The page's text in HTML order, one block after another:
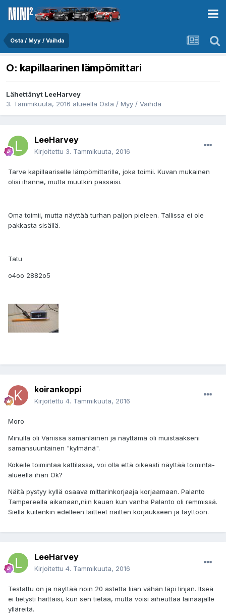
Osta / Myy / Vaihda
O: kapillaarinen lämpömittari
Lähettänyt LeeHarvey
3. Tammikuuta, 2016 alueella Osta / Myy / Vaihda
LeeHarvey
Kirjoitettu 3. Tammikuuta, 2016
Tarve kapillaariselle lämpömittarille, joka toimii. Kuvan mukainen
olisi ihanne, mutta muutkin passaisi.
Oma toimii, mutta näyttää turhan paljon pieleen. Tallissa ei ole
pakkasta sisällä.
Tatu
o4oo 2882o5
koirankoppi
Kirjoitettu 4. Tammikuuta, 2016
Moro
Minulla oli Vanissa samanlainen ja näyttämä oli muistaakseni
samansuuntainen "kylmänä".
Kokeile toimintaa kattilassa, voi olla että oikeasti näyttää toiminta-
alueella ihan Ok?
Näitä pystyy kyllä osaava mittarinkorjaaja korjaamaan. Palanto
Tampereella aikanaan,niin kauan kun vanha Palanto oli remmissä.
Siellä kuitenkin edelleen laitteet näitten korjaukseen ja täyttöön.
LeeHarvey
Kirjoitettu 4. Tammikuuta, 2016
Testattu on ja näyttää noin 20 astetta liian vähän läpi linjan. Itseä
ei tietysti haittaisi, kun sen tietää, mutta voisi aiheuttaa lainaajalle
ylläreitä.